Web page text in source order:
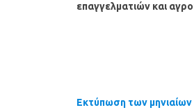
επαγγελματιών και
Εκτύπωση των